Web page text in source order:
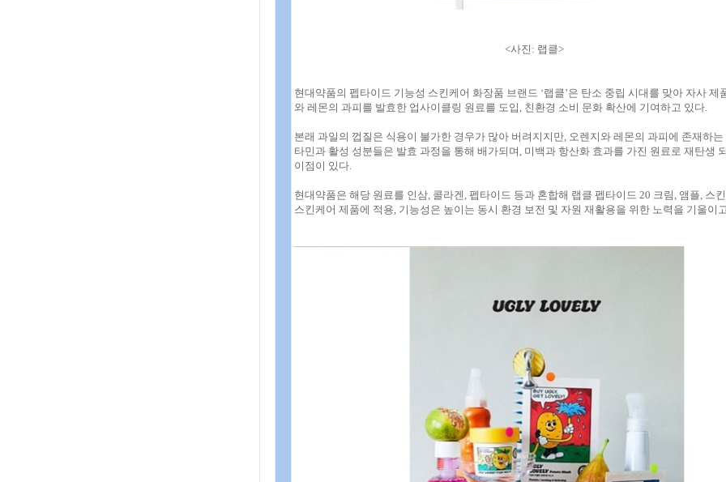
<사진: 랩클>
현대약품의 펩타이드 기능성 스킨케어 화장품 브랜드 ‘랩클’은 탄소 중립 시대를 맞아 자사 제
와 레몬의 과피를 발효한 업사이클링 원료를 도입, 친환경 소비 문화 확산에 기여하고 있다.
본래 과일의 껍질은 식용이 불가한 경우가 많아 버려지지만, 오렌지와 레몬의 과피에 존재하는
타민과 활성 성분들은 발효 과정을 통해 배가되며, 미백과 항산화 효과를 가진 원료로 재탄생
이점이 있다.
현대약품은 해당 원료를 인삼, 콜라겐, 펩타이드 등과 혼합해 랩클 펩타이드 20 크림, 앰플, 스
스킨케어 제품에 적용, 기능성은 높이는 동시 환경 보전 및 자원 재활용을 위한 노력을 기울이